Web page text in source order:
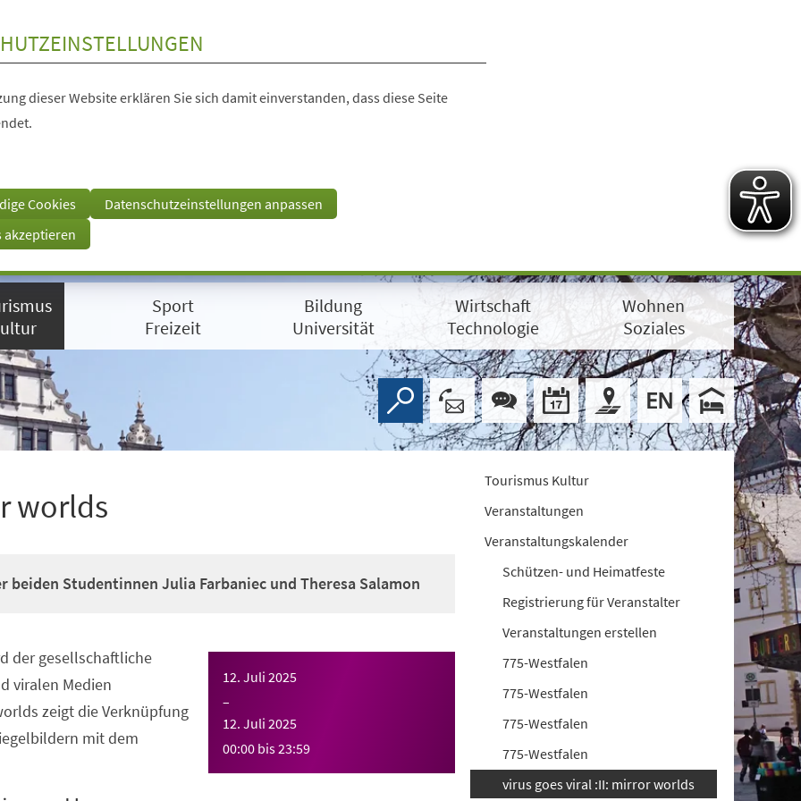
dieser Website erklären Sie sich damit einverstanden, dass diese Seite
Cookies
Datenschutzeinstellungen anpassen
akzeptieren
Sport
Freizeit
Bildung
Universität
Wirtschaft
Technologie
Wohnen
Soziales
worlds
beiden Studentinnen Julia Farbaniec und Theresa Salamon
12. Juli 2025
–
12. Juli 2025
00:00 bis23:59
der gesellschaftliche
viralen Medien
zeigt die Verknüpfung
mit dem
Tourismus Kultur
Veranstaltungen
Veranstaltungskalender
Schützen- und Heimatfeste
Registrierung für Veranstalter
Veranstaltungen erstellen
775-Westfalen
775-Westfalen
775-Westfalen
775-Westfalen
virus goes viral :II: mirror worlds